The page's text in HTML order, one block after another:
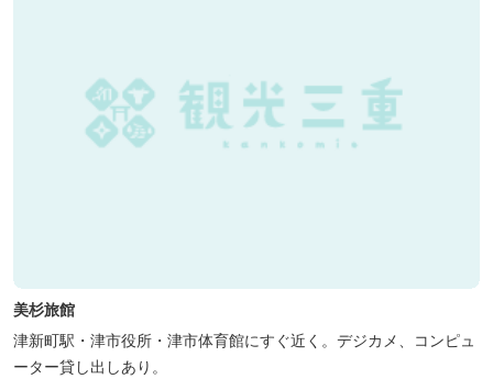
美杉旅館
津新町駅・津市役所・津市体育館にすぐ近く。デジカメ、コンピュ
ーター貸し出しあり。